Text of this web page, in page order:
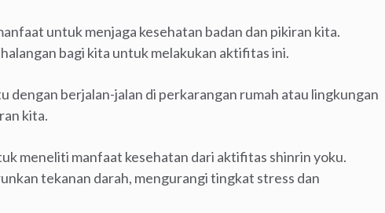
untuk menjaga kesehatan badan dan pikiran kita.
bagi kita untuk melakukan aktifitas ini.
dengan berjalan-jalan di perkarangan rumah atau lingkungan
kita.
meneliti manfaat kesehatan dari aktifitas shinrin yoku.
tekanan darah, mengurangi tingkat stress dan